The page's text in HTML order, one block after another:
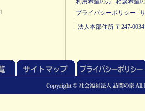
利用希望の方 相談希望
プライバシーポリシー
法人本部住所 〒247-